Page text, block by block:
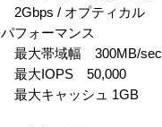
2Gbps / オプティカル
パフォーマンス
最大帯域幅 300MB/sec
最大IOPS 50,000
最大キャッシュ 1GB